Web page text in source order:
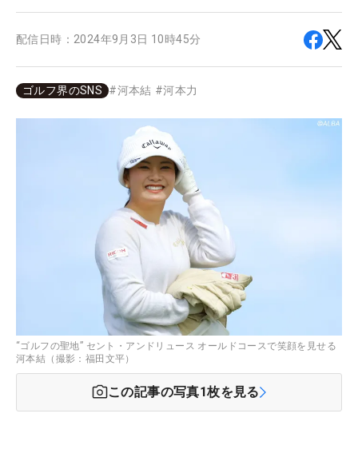
配信日時： 2024年9月3日 10時45分
ゴルフ界のSNS #河本結 #河本力
“ゴルフの聖地” セント・アンドリュース オールドコースで笑顔を見せる
河本結（撮影：福田文平）
この記事の写真1枚を見る